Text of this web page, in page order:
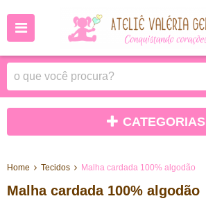
CATEGORIAS
Home Tecidos Malha cardada 100% algodão
Malha cardada 100% algodão